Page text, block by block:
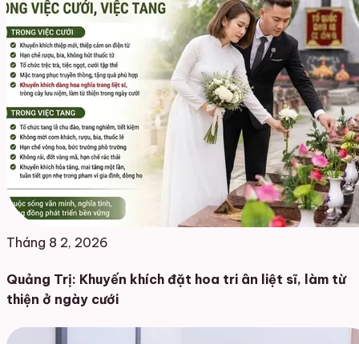
Tháng 8 2, 2026
Quảng Trị: Khuyến khích đặt hoa tri ân liệt sĩ, làm từ
thiện ở ngày cưới